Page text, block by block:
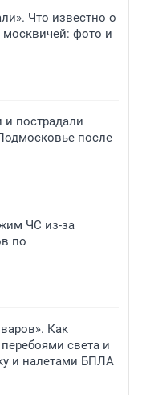
Что известно о
москвичей: фото и
и пострадали
после
ЧС из-за
по
Как
света и
и налетами БПЛА